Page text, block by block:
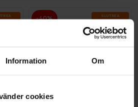
Information Om
cookies
-40% SLUT­REA
TILL 9.8.